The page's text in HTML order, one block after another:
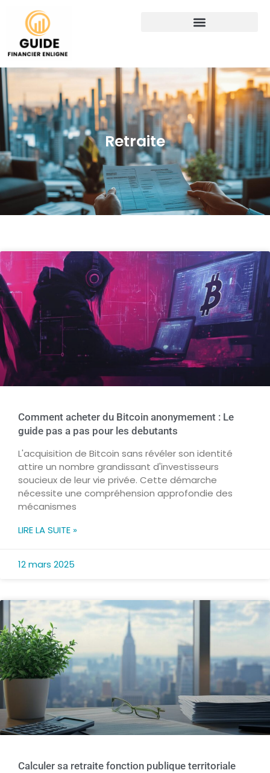
Retraite
Comment acheter du Bitcoin anonymement : Le
guide pas a pas pour les debutants
L'acquisition de Bitcoin sans révéler son identité
attire un nombre grandissant d'investisseurs
soucieux de leur vie privée. Cette démarche
nécessite une compréhension approfondie des
mécanismes
LIRE LA SUITE »
12 mars 2025
Calculer sa retraite fonction publique territoriale